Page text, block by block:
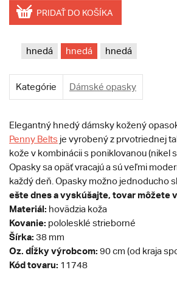
PRIDAŤ DO KOŠÍKA
hnedá hnedá hnedá
Kategórie Dámské opasky
Elegantný hnedý dámsky kožený
Penny Belts je vyrobený z prvotriednej
kože v kombinácii s poniklovanou (nikel
Opasky sa opäť vracajú a sú veľmi
každý deň. Opasky možno jednoducho
ešte dnes a vyskúšajte, tovar môžete
Materiál: hovädzia koža
Kovanie: pololesklé strieborné
Šírka: 38 mm
Oz. dĺžky výrobcom: 90 cm (od kraja
Kód tovaru: 11748